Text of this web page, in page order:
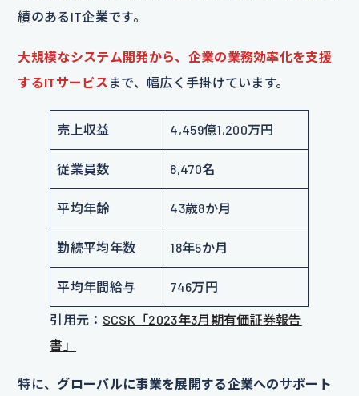
績のあるIT企業です。
大規模なシステム開発から、企業の業務効率化を支援
するITサービス まで、幅広く手掛けています。
売上収益 4,459億1,200万円
従業員数 8,470名
平均年齢 43歳8か月
勤続平均年数 18年5か月
平均年間給与 746万円
引用元： SCSK「2023年3月期有価証券報告
書」
特に、 グローバルに事業を展開する企業へのサポート